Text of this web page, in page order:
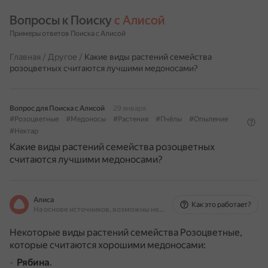
Вопросы к Поиску с Алисой
Примеры ответов Поиска с Алисой
Главная / Другое / Какие виды растений семейства
розоцветных считаются лучшими медоносами?
Вопрос для Поиска с Алисой
29 января
#Розоцветные
#Медоносы #Растения #Пчёлы
#Опыление
#Нектар
Какие виды растений семейства розоцветных
считаются лучшими медоносами?
Алиса
На основе источников, возможны неточности
Как это работает?
Некоторые виды растений семейства Розоцветные,
которые считаются хорошими медоносами:
Рябина.